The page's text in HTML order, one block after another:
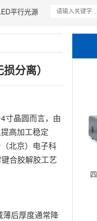
平行光源
分离）
寸晶圆而言，由
高加工稳定
北京）电子科
合胶解胶工艺
后厚度通常降